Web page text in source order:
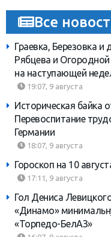
Все
Граевка, Березовка
Рябцева и
на наступающей
19:07, 9 августа
Историческая байка
Перевоспитание
Германии
18:07, 9 августа
Гороскоп на 10
17:11, 9 августа
Гол Дениса
«Динамо»
«Торпедо-БелАЗ»